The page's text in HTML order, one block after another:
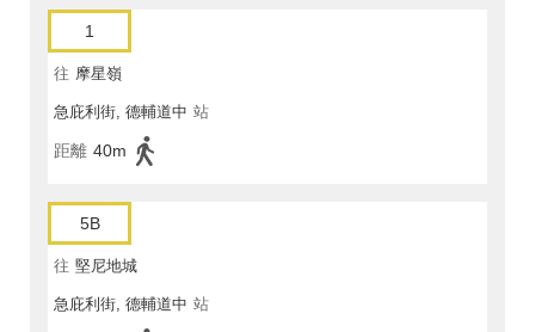
1
往 摩星嶺
急庇利街, 德輔道中 站
距離 40m
5B
往 堅尼地城
急庇利街, 德輔道中 站